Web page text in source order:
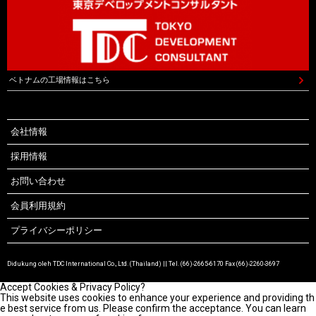
ベトナムの工場情報はこちら
会社情報
採用情報
お問い合わせ
会員利用規約
プライバシーポリシー
Didukung oleh TDC International Co., Ltd. (Thailand) || Tel. (66)-2665-6170 Fax (66)-2260-3697
Accept Cookies & Privacy Policy?
This website uses cookies to enhance your experience and providing th
e best service from us. Please confirm the acceptance. You can learn